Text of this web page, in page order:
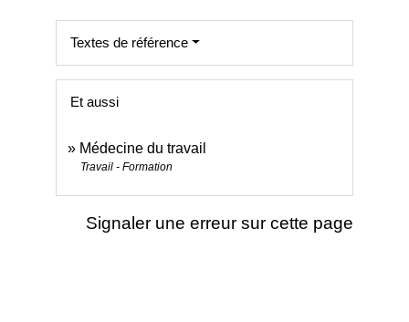
Textes de référence
Et aussi
Médecine du travail
Travail - Formation
Signaler une erreur sur cette page